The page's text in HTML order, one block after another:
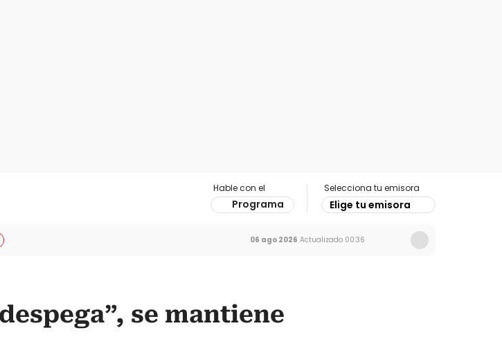
Hable con el
Programa
Selecciona tu emisora
Elige tu emisora
06 ago 2026 Actualizado 00:36
se mantiene